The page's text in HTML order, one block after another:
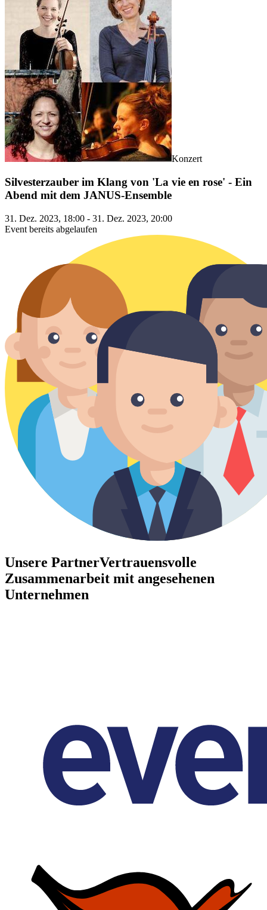
Konzert
Silvesterzauber im Klang von 'La vie en rose' - Ein
Abend mit dem JANUS-Ensemble
31. Dez. 2023, 18:00 - 31. Dez. 2023, 20:00
Event bereits abgelaufen
Unsere PartnerVertrauensvolle
Zusammenarbeit mit angesehenen
Unternehmen